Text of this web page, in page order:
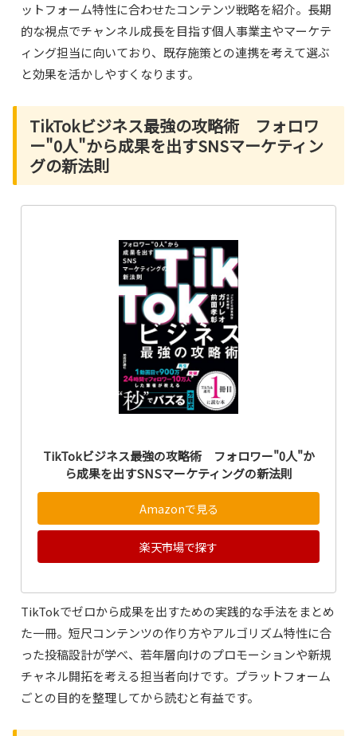
ットフォーム特性に合わせたコンテンツ戦略を紹介。長期
的な視点でチャンネル成長を目指す個人事業主やマーケテ
ィング担当に向いており、既存施策との連携を考えて選ぶ
と効果を活かしやすくなります。
TikTokビジネス最強の攻略術 フォロワ
ー"0人"から成果を出すSNSマーケティン
グの新法則
TikTokビジネス最強の攻略術 フォロワー"0人"か
ら成果を出すSNSマーケティングの新法則
Amazonで見る
楽天市場で探す
TikTokでゼロから成果を出すための実践的な手法をまとめ
た一冊。短尺コンテンツの作り方やアルゴリズム特性に合
った投稿設計が学べ、若年層向けのプロモーションや新規
チャネル開拓を考える担当者向けです。プラットフォーム
ごとの目的を整理してから読むと有益です。